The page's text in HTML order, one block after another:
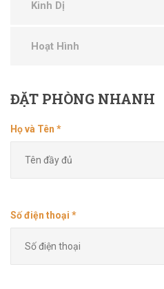
Kinh Dị
Hoạt Hình
ĐẶTPHÒNG NHANH
Họ và Tên *
Số điện thoại *